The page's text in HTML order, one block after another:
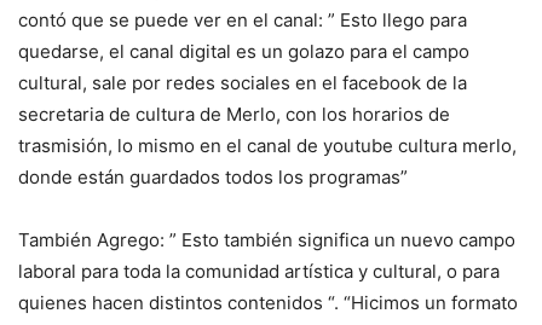
contó que se puede ver en el canal: ” Esto llego para
quedarse, el canal digital es un golazo para el campo
cultural, sale por redes sociales en el facebook de la
secretaria de cultura de Merlo, con los horarios de
trasmisión, lo mismo en el canal de youtube cultura merlo,
donde están guardados todos los programas”
También Agrego: ” Esto también significa un nuevo campo
laboral para toda la comunidad artística y cultural, o para
quienes hacen distintos contenidos “. “Hicimos un formato